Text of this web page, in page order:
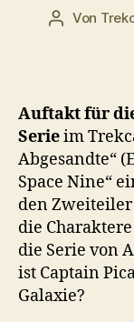
Von
Auftakt für
Serieim
Abgesandte“
Space Nine“
den
die
die Serie von
ist Captain
Galaxie?